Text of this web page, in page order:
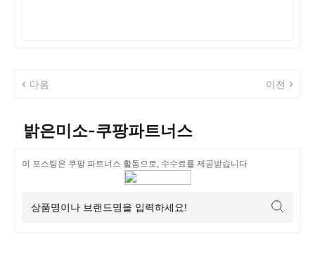
다음 이전
밝은미소-쿠팡파트너스
이 포스팅은 쿠팡 파트너스 활동으로, 수수료를 제공받습니다